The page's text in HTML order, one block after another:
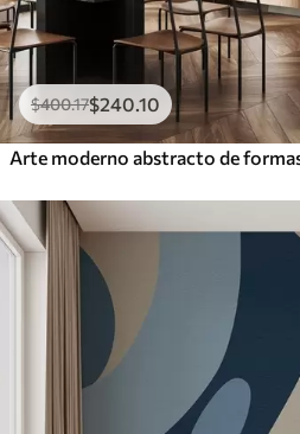
$400.17$240.10